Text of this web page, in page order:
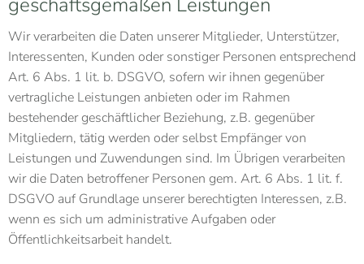
Wir verarbeiten die Daten unserer Mitglieder, Unterstützer,
Interessenten, Kunden oder sonstiger Personen entsprechend
Art. 6 Abs. 1 lit. b. DSGVO, sofern wir ihnen gegenüber
vertragliche Leistungen anbieten oder im Rahmen
bestehender geschäftlicher Beziehung, z.B. gegenüber
Mitgliedern, tätig werden oder selbst Empfänger von
Leistungen und Zuwendungen sind. Im Übrigen verarbeiten
wir die Daten betroffener Personen gem. Art. 6 Abs. 1 lit. f.
DSGVO auf Grundlage unserer berechtigten Interessen, z.B.
wenn es sich um administrative Aufgaben oder
Öffentlichkeitsarbeit handelt.